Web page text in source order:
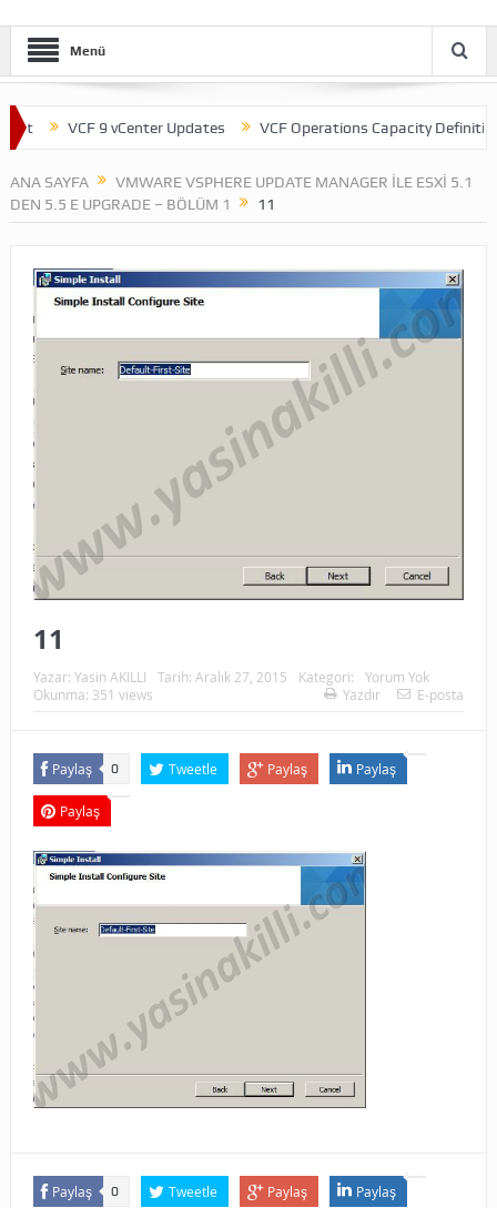
Menü
VCF 9 vCenter Updates VCF Operations Capacity Definitions
ANA SAYFA
VMWARE VSPHERE UPDATE MANAGER ILE ESXI 5.1
DEN 5.5 E UPGRADE – BÖLÜM 1
11
11
Yazar: Yasin AKILLI Tarih: Aralık 27, 2015 Kategori:
Yorum Yok
Okunma: 351 views
Yazdır E-posta
Paylaş 0 Tweetle Paylaş Paylaş
Paylaş
Paylaş 0 Tweetle Paylaş Paylaş